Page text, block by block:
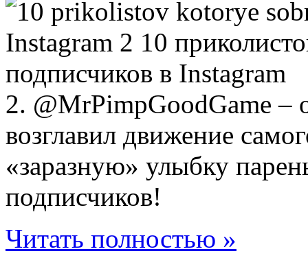
2. @MrPimpGoodGame –
возглавил движение
«заразную» улыбку
подписчиков!
Читать полностью »